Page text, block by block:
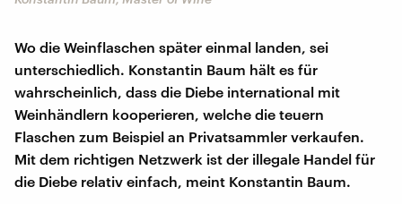
Wo die Weinflaschen später einmal landen, sei
unterschiedlich. Konstantin Baum hält es für
wahrscheinlich, dass die Diebe international mit
Weinhändlern kooperieren, welche die teuern
Flaschen zum Beispiel an Privatsammler verkaufen.
Mit dem richtigen Netzwerk ist der illegale Handel für
die Diebe relativ einfach, meint Konstantin Baum.